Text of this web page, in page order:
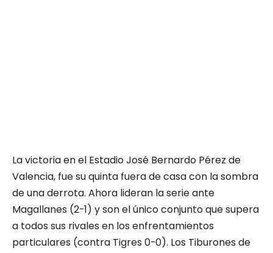
La victoria en el Estadio José Bernardo Pérez de
Valencia, fue su quinta fuera de casa con la sombra
de una derrota. Ahora lideran la serie ante
Magallanes (2-1) y son el único conjunto que supera
a todos sus rivales en los enfrentamientos
particulares (contra Tigres 0-0). Los Tiburones de